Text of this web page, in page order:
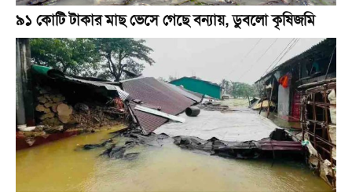
৯১ কোটি টাকার মাছ ভেসে গেছে বন্যায়, ডুবলো কৃষিজমি